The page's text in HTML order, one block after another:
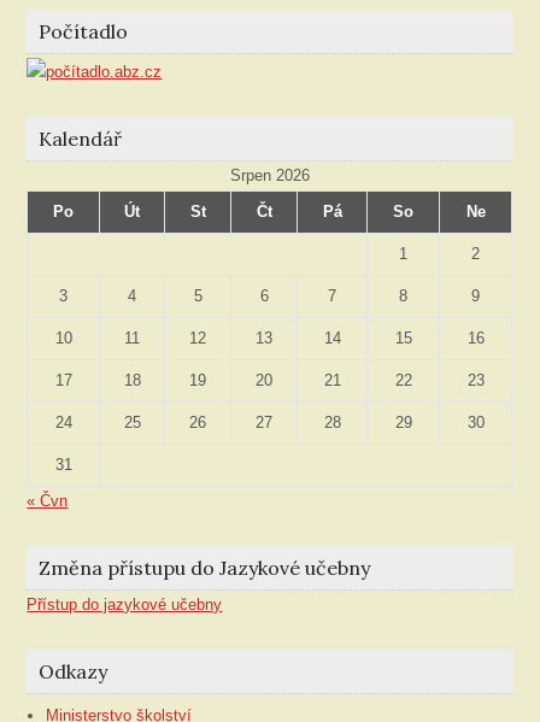
rubriky
Počítadlo
Kalendář
Srpen 2026
Po
Út St Čt Pá So Ne
1 2
3 4 5 6 7 8 9
10 11 12 13 14 15 16
17 18 19 20 21 22 23
24 25 26 27 28 29 30
31
« Čvn
Změna přístupu do Jazykové učebny
Přístup do jazykové učebny
Odkazy
Ministerstvo školství